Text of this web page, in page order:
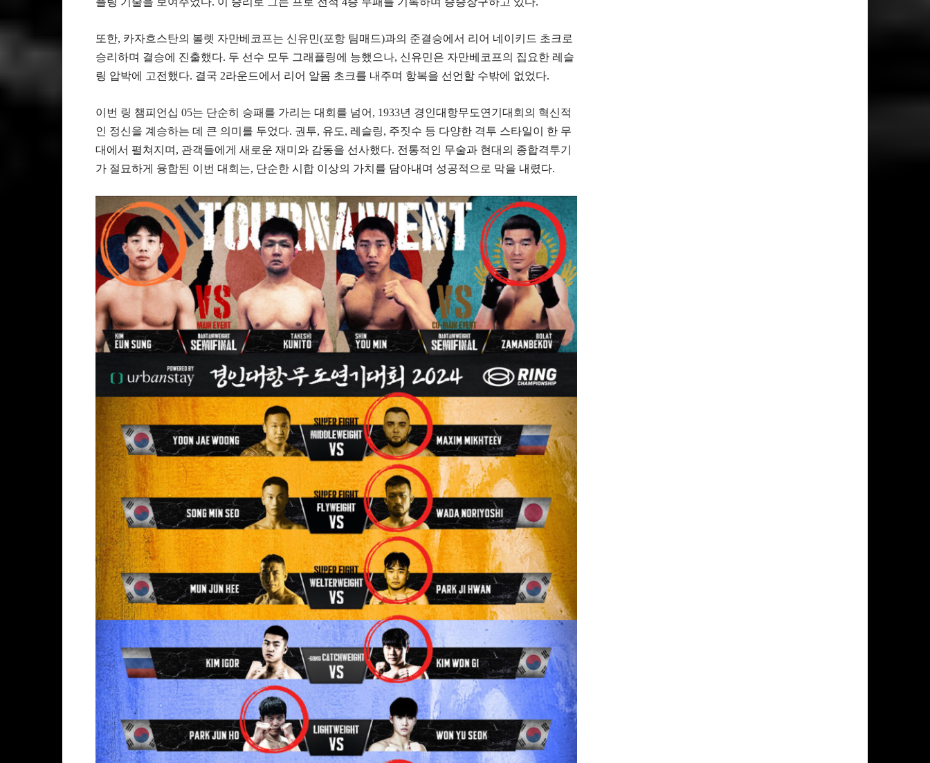
또한, 카자흐스탄의 볼렛 자만베코프는 신유민(포항 팀매드)과의 준결승에서 리어 네이키드 초크로
승리하며 결승에 진출했다. 두 선수 모두 그래플링에 능했으나, 신유민은 자만베코프의 집요한 레슬
링 압박에 고전했다. 결국 2라운드에서 리어 알몸 초크를 내주며 항복을 선언할 수밖에 없었다.
이번 링 챔피언십 05는 단순히 승패를 가리는 대회를 넘어, 1933년 경인대항무도연기대회의 혁신적
인 정신을 계승하는 데 큰 의미를 두었다. 권투, 유도, 레슬링, 주짓수 등 다양한 격투 스타일이 한 무
대에서 펼쳐지며, 관객들에게 새로운 재미와 감동을 선사했다. 전통적인 무술과 현대의 종합격투기
가 절묘하게 융합된 이번 대회는, 단순한 시합 이상의 가치를 담아내며 성공적으로 막을 내렸다.